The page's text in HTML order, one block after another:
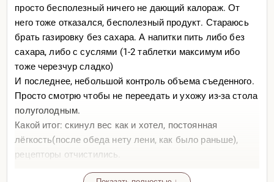
просто бесполезный ничего не дающий калораж. От
него тоже отказался, бесполезный продукт. Стараюсь
брать газировку без сахара. А напитки пить либо без
сахара, либо с суслями (1-2 таблетки максимум ибо
тоже черезчур сладко)
И последнее, небольшой контроль объема съеденного.
Просто смотрю чтобы не переедать и ухожу из-за стола
полуголодным.
Какой итог: скинул вес как и хотел, постоянная
лёгкость(после обеда нету лени, как было раньше),
рецепторы отчистились.